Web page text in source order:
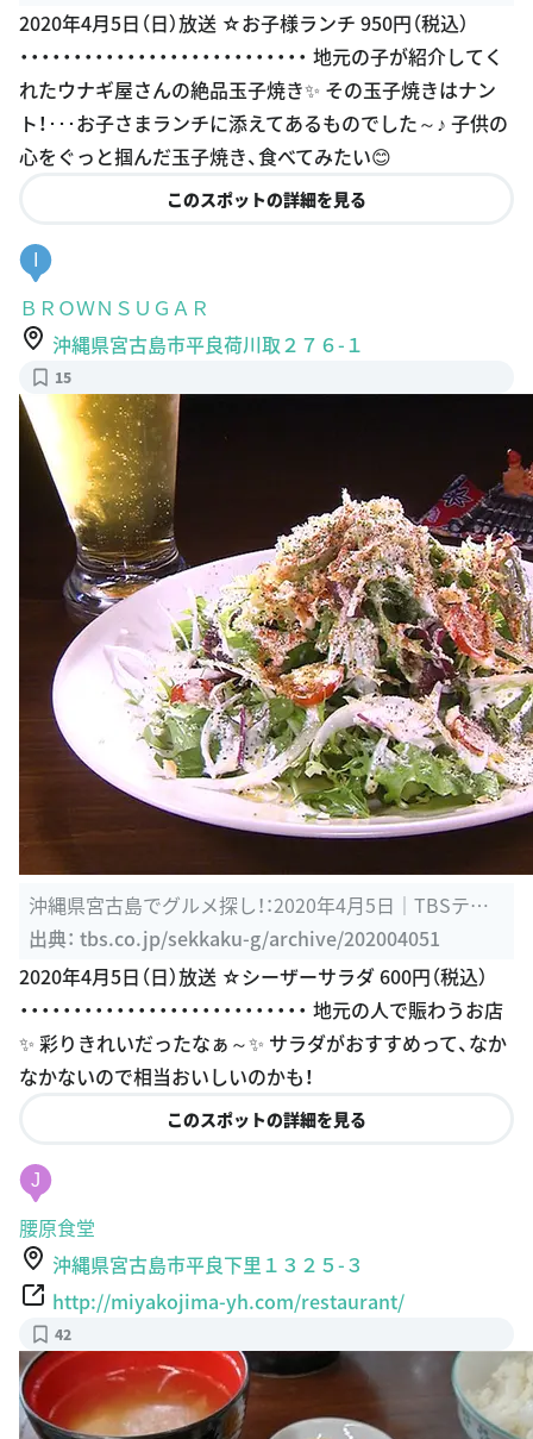
2020年4月5日（日）放送 ☆お子様ランチ 950円（税込）
・・・・・・・・・・・・・・・・・・・・・・・・・・・ 地元の子が紹介してく
れたウナギ屋さんの絶品玉子焼き✨ その玉子焼きはナン
ト！･･･お子さまランチに添えてあるものでした～♪ 子供の
心をぐっと掴んだ玉子焼き、食べてみたい😊
このスポットの詳細を見る
I
ＢＲＯＷＮＳＵＧＡＲ
沖縄県宮古島市平良荷川取２７６-１
15
沖縄県宮古島でグルメ探し！：2020年4月5日｜TBSテレ
ビ：バナナマンの ...
出典： tbs.co.jp/sekkaku-g/archive/202004051
2020年4月5日（日）放送 ☆シーザーサラダ 600円（税込）
・・・・・・・・・・・・・・・・・・・・・・・・・・・ 地元の人で賑わうお店
✨ 彩りきれいだったなぁ～✨ サラダがおすすめって、なか
なかないので相当おいしいのかも！
このスポットの詳細を見る
J
腰原食堂
沖縄県宮古島市平良下里１３２５-３
http://miyakojima-yh.com/restaurant/
42